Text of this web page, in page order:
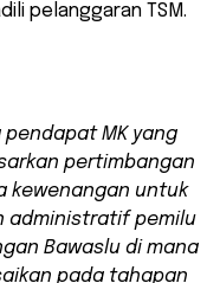
pelanggaran TSM.
MK yang
pertimbangan
kewenangan untuk
administratif pemilu
Bawaslu di mana
pada tahapan